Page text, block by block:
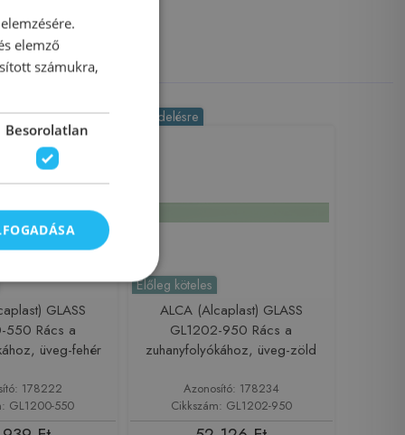
GLASS
550 Rács a
üveg-fehér
178222
GL1200-550
Rendelésre
Előleg köteles
ALCA (Alcaplast) GLASS
GL1202-950 Rács a
zuhanyfolyókához, üveg-zöld
Azonosító: 178234
Cikkszám: GL1202-950
elemző
számukra,
Besorolatlan